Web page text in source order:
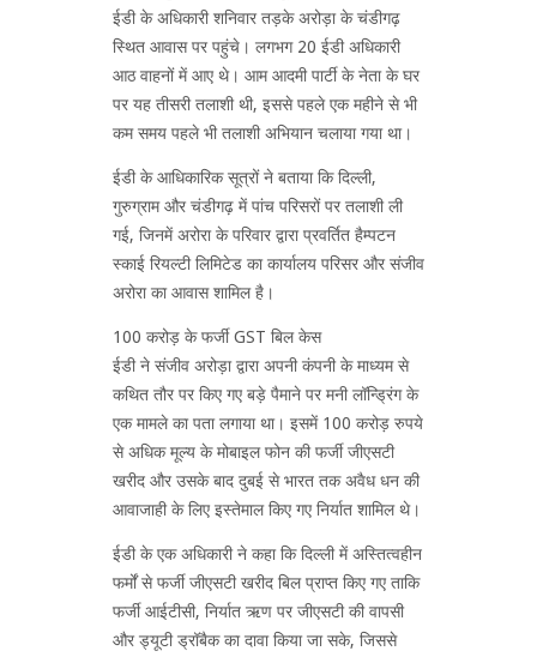
ईडी के अधिकारी शनिवार तड़के अरोड़ा के चंडीगढ़
स्थित आवास पर पहुंचे। लगभग 20 ईडी अधिकारी
आठ वाहनों में आए थे। आम आदमी पार्टी के नेता के घर
पर यह तीसरी तलाशी थी, इससे पहले एक महीने से भी
कम समय पहले भी तलाशी अभियान चलाया गया था।
ईडी के आधिकारिक सूत्रों ने बताया कि दिल्ली,
गुरुग्राम और चंडीगढ़ में पांच परिसरों पर तलाशी ली
गई, जिनमें अरोरा के परिवार द्वारा प्रवर्तित हैम्पटन
स्काई रियल्टी लिमिटेड का कार्यालय परिसर और संजीव
अरोरा का आवास शामिल है।
100 करोड़ के फर्जी GST बिल केस
ईडी ने संजीव अरोड़ा द्वारा अपनी कंपनी के माध्यम से
कथित तौर पर किए गए बड़े पैमाने पर मनी लॉन्ड्रिंग के
एक मामले का पता लगाया था। इसमें 100 करोड़ रुपये
से अधिक मूल्य के मोबाइल फोन की फर्जी जीएसटी
खरीद और उसके बाद दुबई से भारत तक अवैध धन की
आवाजाही के लिए इस्तेमाल किए गए निर्यात शामिल थे।
ईडी के एक अधिकारी ने कहा कि दिल्ली में अस्तित्वहीन
फर्मों से फर्जी जीएसटी खरीद बिल प्राप्त किए गए ताकि
फर्जी आईटीसी, निर्यात ऋण पर जीएसटी की वापसी
और ड्यूटी ड्रॉबैक का दावा किया जा सके, जिससे